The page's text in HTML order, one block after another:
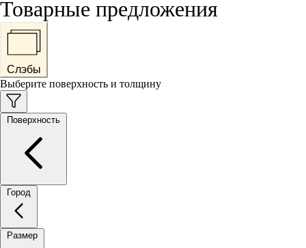
Товарные предложения
Слэбы
Выберите поверхность и толщину